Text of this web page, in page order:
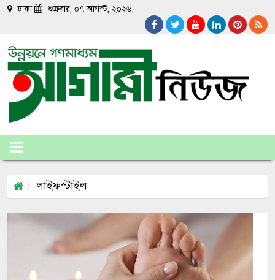
ঢাকা শুক্রবার, ০৭ আগস্ট, ২০২৬,
লাইফস্টাইল